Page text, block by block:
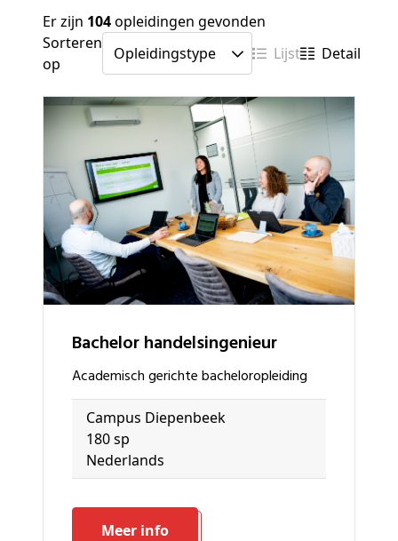
Er zijn 104opleidingen gevonden
Sorteren
op
Lijst Detail
bachelor handelsingenieur
academisch gerichte bacheloropleiding
Campus Diepenbeek
180 sp
Nederlands
Meer info